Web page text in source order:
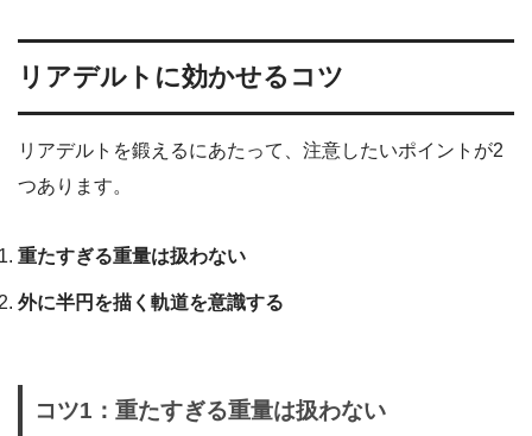
リアデルトに効かせるコツ
リアデルトを鍛えるにあたって、注意したいポイントが2
つあります。
重たすぎる重量は扱わない
外に半円を描く軌道を意識する
コツ1：重たすぎる重量は扱わない